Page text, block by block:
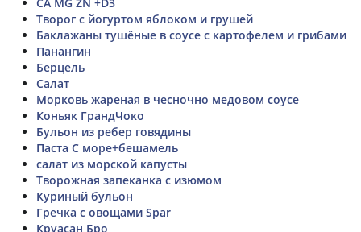
Творог с йогуртом яблоком и грушей
Баклажаны тушёные в соусе с картофелем и грибами
Панангин
Берцель
Салат
Морковь жареная в чесночно медовом соусе
Коньяк ГрандЧоко
Бульон из ребер говядины
Паста С море+бешамель
салат из морской капусты
Творожная запеканка с изюмом
Куриный бульон
Гречка с овощами Spar
Круасан Бро